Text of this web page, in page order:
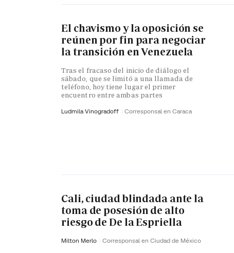
El chavismo y la oposición se
reúnen por fin para negociar
la transición en Venezuela
Tras el fracaso del inicio de diálogo el
sábado, que se limitó a una llamada de
teléfono, hoy tiene lugar el primer
encuentro entre ambas partes
Ludmila Vinogradoff Corresponsal en Caraca
Cali, ciudad blindada ante la
toma de posesión de alto
riesgo de De la Espriella
Milton Merlo Corresponsal en Ciudad de México